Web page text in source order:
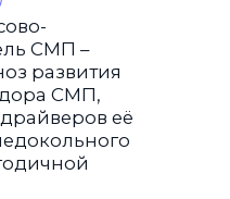
СМП –
развития
СМП,
её